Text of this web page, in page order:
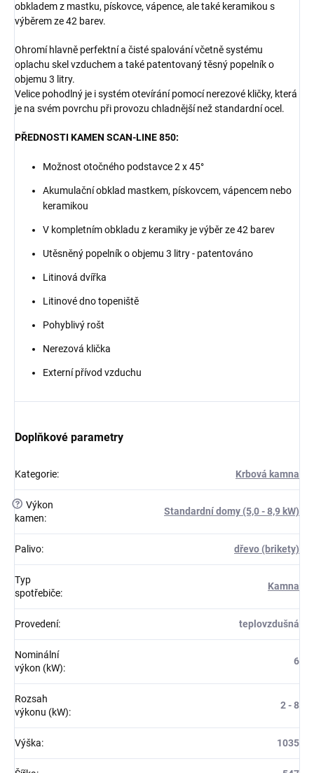
obkladem z mastku, pískovce, vápence, ale také keramikou s
výběrem ze 42 barev.
Ohromí hlavně perfektní a čisté spalování včetně systému
oplachu skel vzduchem a také patentovaný těsný popelník o
objemu 3 litry.
Velice pohodlný je i systém otevírání pomocí nerezové kličky, která
je na svém povrchu při provozu chladnější než standardní ocel.
PŘEDNOSTI KAMEN SCAN-LINE 850:
Možnost otočného podstavce 2 x 45°
Akumulační obklad mastkem, pískovcem, vápencem nebo
keramikou
V kompletním obkladu z keramiky je výběr ze 42 barev
Utěsněný popelník o objemu 3 litry - patentováno
Litinová dvířka
Litinové dno topeniště
Pohyblivý rošt
Nerezová klička
Externí přívod vzduchu
Doplňkové parametry
Kategorie: Krbová kamna
? Výkon
kamen:
Standardní domy (5,0 - 8,9 kW)
Palivo: dřevo (brikety)
Typ
spotřebiče:
Kamna
Provedení: teplovzdušná
Nominální
výkon (kW):
6
Rozsah
výkonu (kW):
2 - 8
Výška: 1035